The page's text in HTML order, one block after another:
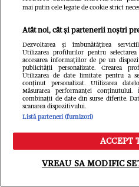
Meniu Caută
mai putin cele legate de cookie strict
Atât noi, cât și partenerii noștri
Dezvoltarea și îmbunătățirea
Utilizarea profilurilor pentru
accesarea informațiilor de pe un
publicității personalizate. Crearea
Utilizarea de date limitate pentru a
conținut personalizat. Utilizarea
Măsurarea performanței
combinații de date din surse diferite.
scanarea dispozitivului.
Listă parteneri (furnizori)
ACCEPT
VREAU SA MODIFIC